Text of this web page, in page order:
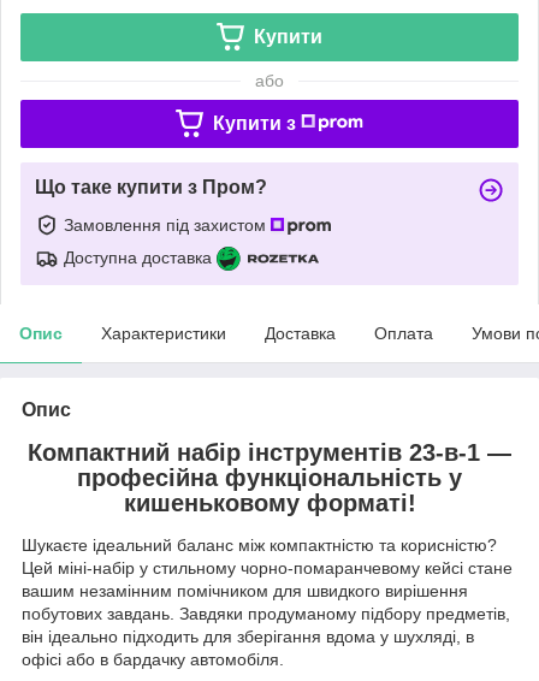
Купити
або
Купити з
Що таке купити з Пром?
Замовлення під захистом
Доступна доставка
Опис Характеристики Доставка Оплата Умови
Опис
Компактний набір інструментів 23-в-1 —
професійна функціональність у
кишеньковому форматі!
Шукаєте ідеальний баланс між компактністю та корисністю?
Цей міні-набір у стильному чорно-помаранчевому кейсі стане
вашим незамінним помічником для швидкого вирішення
побутових завдань. Завдяки продуманому підбору предметів,
він ідеально підходить для зберігання вдома у шухляді, в
офісі або в бардачку автомобіля.